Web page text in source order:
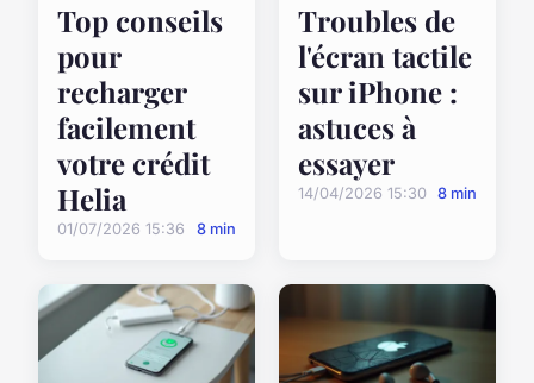
Top conseils
pour
recharger
facilement
votre crédit
Helia
01/07/2026 15:36 8 min
Troubles de
l'écran tactile
sur iPhone :
astuces à
essayer
14/04/2026 15:30 8 min